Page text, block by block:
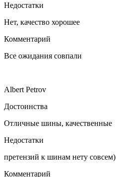
Недостатки
Нет, качество хорошее
Комментарий
Все ожидания совпали
Albert Petrov
Достоинства
Отличные шины, качественные
Недостатки
претензий к шинам нету совсем)
Комментарий